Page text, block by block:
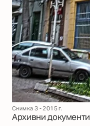
Снимка 3 - 2015 г.
Архивни документи